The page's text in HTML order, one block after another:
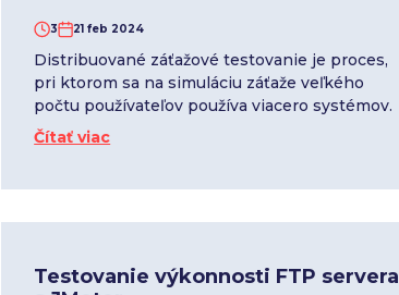
3 21 feb 2024
Distribuované záťažové testovanie je proces,
pri ktorom sa na simuláciu záťaže veľkého
počtu používateľov používa viacero systémov.
Čítať viac
Testovanie výkonnosti FTP servera